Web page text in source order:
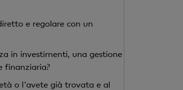
e regolare con un
in investimenti, una gestione
finanziaria?
o l'avete già trovata e al